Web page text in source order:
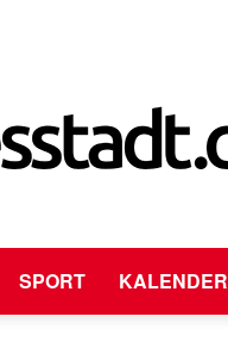
Bundesstadt.com
SPORT KALENDER